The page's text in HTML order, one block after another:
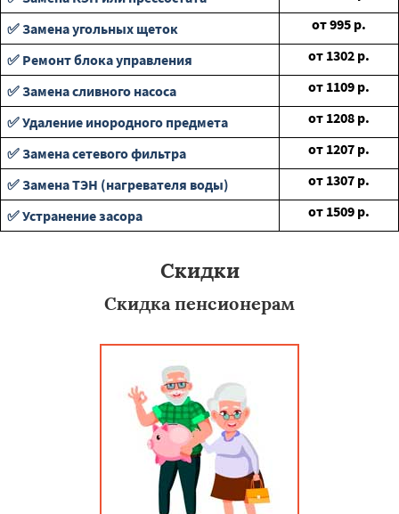
✅ Замена угольных щеток
от995 р.
✅ Ремонт блока управления
от 1302 р.
✅ Замена сливного насоса
от 1109 р.
✅ Удаление инородного предмета
от 1208 р.
✅ Замена сетевого фильтра
от 1207 р.
✅ Замена ТЭН (нагревателя воды)
от 1307 р.
✅ Устранение засора
от 1509 р.
Скидки
Скидка пенсионерам